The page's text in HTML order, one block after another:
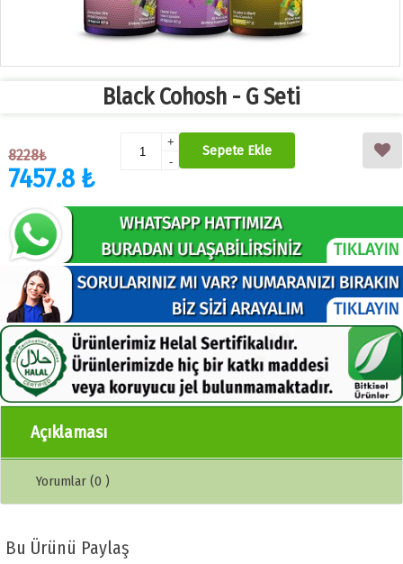
Black Cohosh - G Seti
8228₺
7457.8 ₺
+
-
Sepete Ekle
Açıklaması
Yorumlar (0 )
Bu Ürünü Paylaş